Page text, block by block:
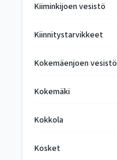
Kiiminkijoen vesistö
Kiinnitystarvikkeet
Kokemäenjoen vesistö
Kokemäki
Kokkola
Kosket